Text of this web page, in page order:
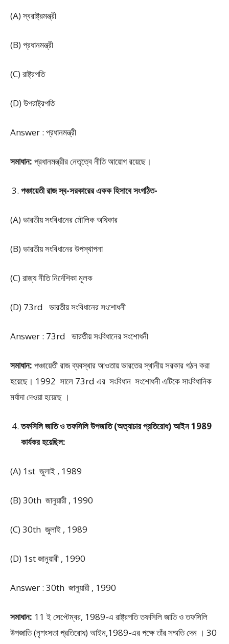
(A) স্বরাষ্ট্রমন্ত্রী
(B) প্রধানমন্ত্রী
(C) রাষ্ট্রপতি
(D) উপরাষ্ট্রপতি
Answer : প্রধানমন্ত্রী
সমাধান: প্রধানমন্ত্রীর নেতৃত্বে নীতি আয়োগ রয়েছে।
পঞ্চায়েতী রাজ স্ব-সরকারের একক হিসাবে সংগঠিত-
(A) ভারতীয় সংবিধানের মৌলিক অধিকার
(B) ভারতীয় সংবিধানের উপস্থাপনা
(C) রাজ্য নীতি নির্দেশিকা মূলক
(D) 73rd ভারতীয় সংবিধানের সংশোধনী
Answer : 73rd ভারতীয় সংবিধানের সংশোধনী
সমাধান: পঞ্চায়েতী রাজ ব্যবস্থার আওতায় ভারতের স্থানীয় সরকার গঠন করা
হয়েছে। 1992 সালে 73rd এর সংবিধান সংশোধনী এটিকে সাংবিধানিক
মর্যাদা দেওয়া হয়েছে ।
তফসিলি জাতি ও তফসিলি উপজাতি (অত্যাচার প্রতিরোধ) আইন 1989
কার্যকর হয়েছিল:
(A) 1st জুলাই , 1989
(B) 30th জানুয়ারী , 1990
(C) 30th জুলাই , 1989
(D) 1st জানুয়ারী , 1990
Answer : 30th জানুয়ারী , 1990
সমাধান: 11 ই সেপ্টেম্বর, 1989-এ রাষ্ট্রপতি তফসিলি জাতি ও তফসিলি
উপজাতি (নৃশংসতা প্রতিরোধ) আইন,1989-এর পক্ষে তাঁর সম্মতি দেন । 30